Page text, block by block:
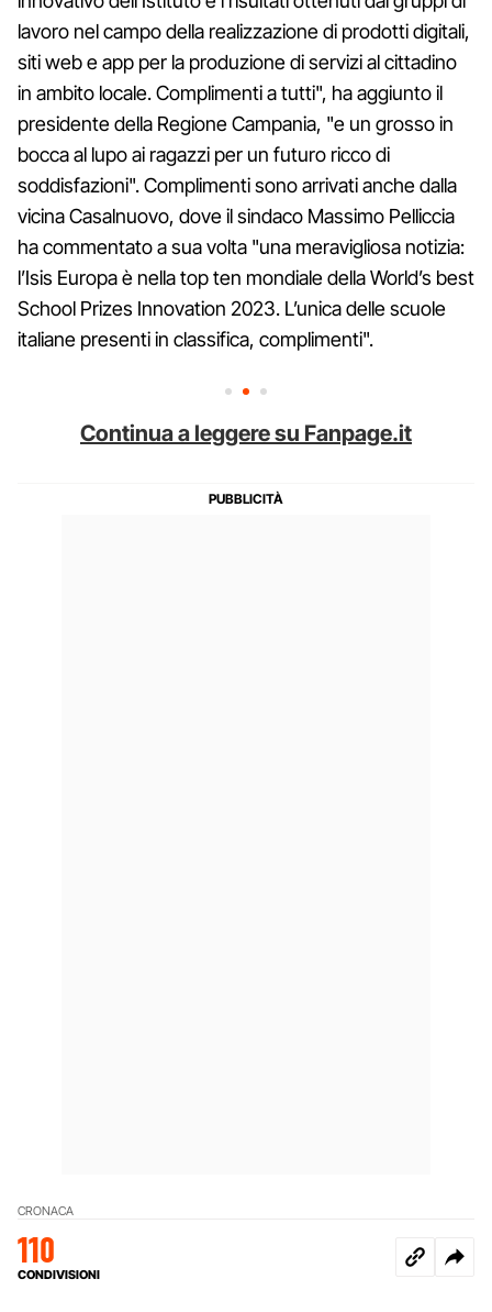
lavoro nel campo della realizzazione di prodotti digitali,
siti web e app per la produzione di servizi al cittadino
in ambito locale. Complimenti a tutti", ha aggiunto il
presidente della Regione Campania, "e un grosso in
bocca al lupo ai ragazzi per un futuro ricco di
soddisfazioni". Complimenti sono arrivati anche dalla
vicina Casalnuovo, dove il sindaco Massimo Pelliccia
ha commentato a sua volta "una meravigliosa notizia:
l’Isis Europa è nella top ten mondiale della World’s best
School Prizes Innovation 2023. L’unica delle scuole
italiane presenti in classifica, complimenti".
Continua a leggere su Fanpage.it
CRONACA
110
CONDIVISIONI